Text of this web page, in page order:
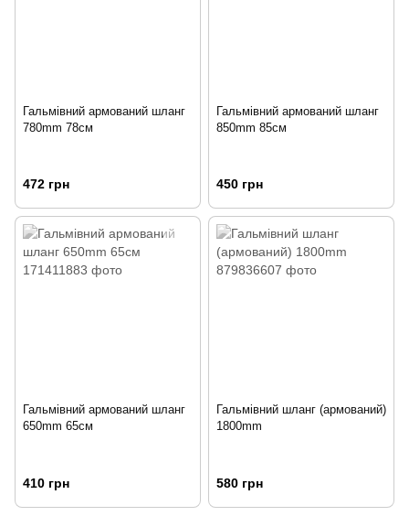
Гальмівний армований шланг
780mm 78см
472 грн
Гальмівний армований шланг
850mm 85см
450 грн
Гальмівний армований шланг
650mm 65см
410 грн
Гальмівний шланг (армований)
1800mm
580 грн